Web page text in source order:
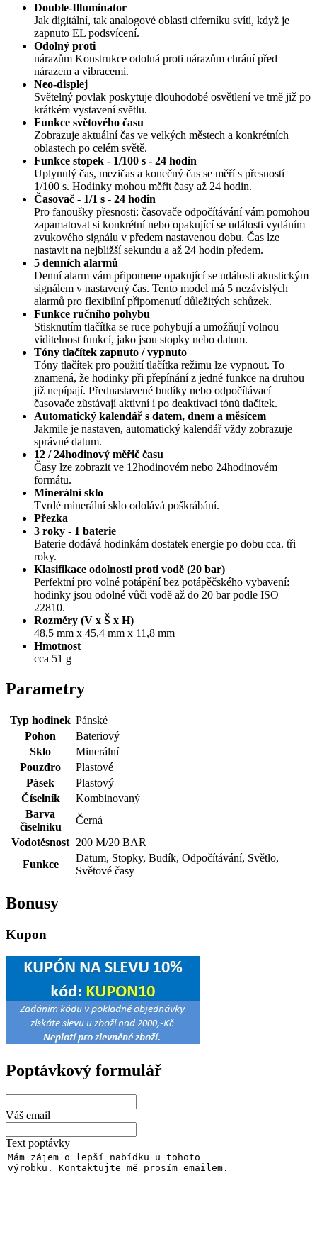
Double-Illuminator
Jak digitální, tak analogové oblasti ciferníku svítí, když je
zapnuto EL podsvícení.
Odolný proti
nárazům Konstrukce odolná proti nárazům chrání před
nárazem a vibracemi.
Neo-displej
Světelný povlak poskytuje dlouhodobé osvětlení ve tmě již po
krátkém vystavení světlu.
Funkce světového času
Zobrazuje aktuální čas ve velkých městech a konkrétních
oblastech po celém světě.
Funkce stopek - 1/100 s - 24 hodin
Uplynulý čas, mezičas a konečný čas se měří s přesností
1/100 s. Hodinky mohou měřit časy až 24 hodin.
Časovač - 1/1 s - 24 hodin
Pro fanoušky přesnosti: časovače odpočítávání vám pomohou
zapamatovat si konkrétní nebo opakující se události vydáním
zvukového signálu v předem nastavenou dobu. Čas lze
nastavit na nejbližší sekundu a až 24 hodin předem.
5 denních alarmů
Denní alarm vám připomene opakující se události akustickým
signálem v nastavený čas. Tento model má 5 nezávislých
alarmů pro flexibilní připomenutí důležitých schůzek.
Funkce ručního pohybu
Stisknutím tlačítka se ruce pohybují a umožňují volnou
viditelnost funkcí, jako jsou stopky nebo datum.
Tóny tlačítek zapnuto / vypnuto
Tóny tlačítek pro použití tlačítka režimu lze vypnout. To
znamená, že hodinky při přepínání z jedné funkce na druhou
již nepípají. Přednastavené budíky nebo odpočítávací
časovače zůstávají aktivní i po deaktivaci tónů tlačítek.
Automatický kalendář s datem, dnem a měsícem
Jakmile je nastaven, automatický kalendář vždy zobrazuje
správné datum.
12 / 24hodinový měřič času
Časy lze zobrazit ve 12hodinovém nebo 24hodinovém
formátu.
Minerální sklo
Tvrdé minerální sklo odolává poškrábání.
Přezka
3 roky - 1 baterie
Baterie dodává hodinkám dostatek energie po dobu cca. tři
roky.
Klasifikace odolnosti proti vodě (20 bar)
Perfektní pro volné potápění bez potápěčského vybavení:
hodinky jsou odolné vůči vodě až do 20 bar podle ISO
22810.
Rozměry (V x Š x H)
48,5 mm x 45,4 mm x 11,8 mm
Hmotnost
cca 51 g
Parametry
Typ hodinek Pánské
Pohon
Bateriový
Sklo
Minerální
Pouzdro
Plastové
Pásek
Plastový
Číselník
Kombinovaný
Barva
číselníku
Černá
Vodotěsnost 200 M/20 BAR
Funkce
Datum, Stopky, Budík, Odpočítávání, Světlo,
Světové časy
Bonusy
Kupon
Poptávkový formulář
Váš email
Text poptávky